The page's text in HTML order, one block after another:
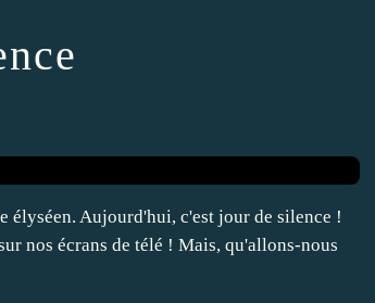
élyséen. Aujourd'hui, c'est jour de silence !
nos écrans de télé ! Mais, qu'allons-nous